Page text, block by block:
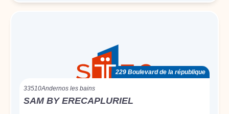
229 Boulevard de la république
33510Andernos les bains
SAM BY ERECAPLURIEL